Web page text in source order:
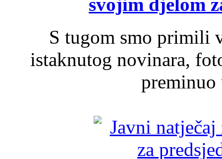
svojim djelom
S tugom smo primili
istaknutog novinara,